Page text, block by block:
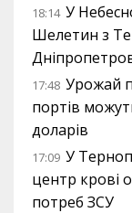
18:14 У
Шелетин з
17:48 Урожай
портів
доларів
17:09 У
центр крові
потреб ЗСУ